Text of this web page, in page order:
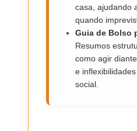
casa, ajudando
quando
Guia de Bolso
Resumos
como agir
e
social.